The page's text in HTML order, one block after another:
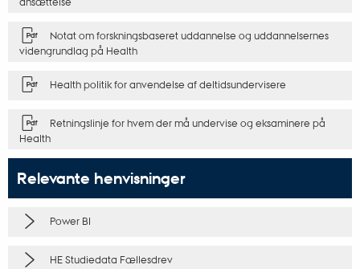
Notat om forskningsbaseret uddannelse og uddannelsernes
videngrundlag på Health
Health politik for anvendelse af deltidsundervisere
Retningslinje for hvem der må undervise og eksaminere på
Health
Relevante henvisninger
Power BI
HE Studiedata Fællesdrev